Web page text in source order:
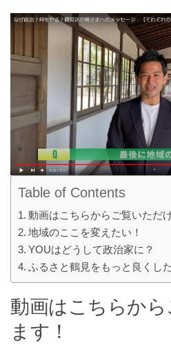
Table of Contents
動画はこちらからご覧いただ
地域のここを変えたい！
YOUはどうして政治家に？
ふるさと鶴見をもっと良くし
動画はこちらか
ます！